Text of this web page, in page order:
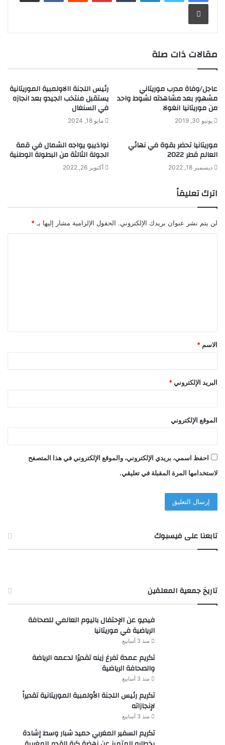
طباعة
مقالات ذات صلة
عاجل/وفاة مدرب موريتاني
مشهور بعد مشاهدته لشوط واحد
من موريتانيا انغولا
يونيو 30, 2019
رئيس اللجنة االاولمبية الموريتانية
يستقبل منتخب الجيدو بعد انجازه
في السنغال
مايو 18, 2024
موريتانيا تحضر بقوة في نهائي
العالم قطر 2022
ديسمبر 18, 2022
نواذيبو يواجه الشمال في قمة
الجولة الثالثة من البطولة الوطنية
أكتوبر 26, 2022
اترك تعليقاً
لن يتم نشر عنوان بريدك الإلكتروني. الحقول الإلزامية مشار إليها بـ *
ق
*
الاسم *
البريد الإلكتروني *
الموقع الإلكتروني
احفظ اسمي، بريدي الإلكتروني، والموقع الإلكتروني في هذا المتصفح
لاستخدامها المرة المقبلة في تعليقي.
تابعنا على فيسبوك
تاريخ جمعية المعلقين
فيديو عن الإحتفال باليوم العالمي للصحافة
الرياضية في موريتانيا
منذ 3 أسابيع
تكريم عمدة تفرغ زينه تقديرًا لدعمه الرياضة
والصحافة الرياضية
منذ 3 أسابيع
تكريم رئيس اللجنة الأولمبية الموريتانية تقديراً
لإنجازاته
منذ 3 أسابيع
تكريم السفير المغربي حميد شبار وسط إشادة